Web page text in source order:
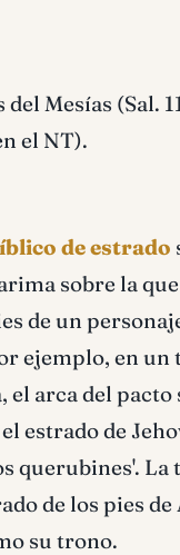
Mesías (Sal.
el NT).
de estrado
sobre la que
de un
ejemplo, en un
arca del pacto
estrado de
querubines'. La
de los pies de
su trono.